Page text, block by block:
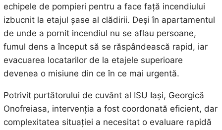
echipele de pompieri pentru a face față incendiului
izbucnit la etajul șase al clădirii. Deși în apartamentul
de unde a pornit incendiul nu se aflau persoane,
fumul dens a început să se răspândească rapid, iar
evacuarea locatarilor de la etajele superioare
devenea o misiune din ce în ce mai urgentă.
Potrivit purtătorului de cuvânt al ISU Iași, Georgică
Onofreiasa, intervenția a fost coordonată eficient, dar
complexitatea situației a necesitat o evaluare rapidă